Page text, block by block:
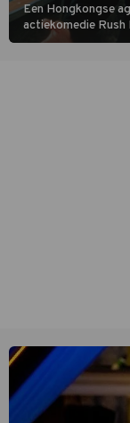
Een Hongkongse
actiekomedie Rush
van een leien dakje.